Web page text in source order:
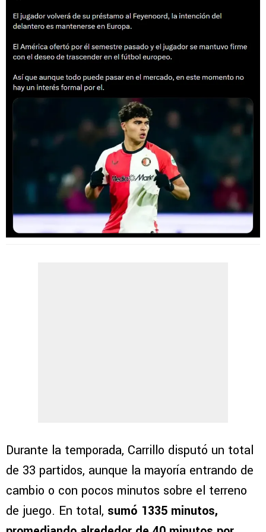
Durante la temporada, Carrillo disputó un total
de 33 partidos, aunque la mayoría entrando de
cambio o con pocos minutos sobre el terreno
de juego. En total, sumó 1335 minutos,